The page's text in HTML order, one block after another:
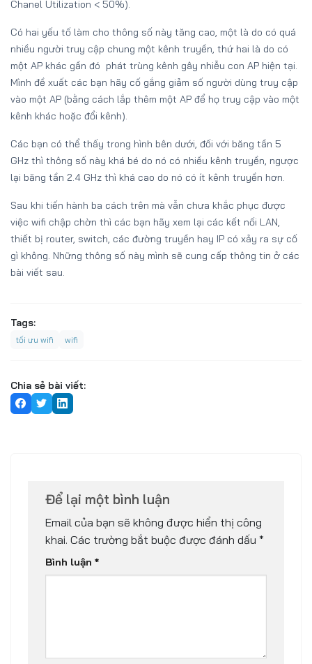
Chanel Utilization < 50%).
Có hai yếu tố làm cho thông số này tăng cao, một là do có quá
nhiều người truy cập chung một kênh truyền, thứ hai là do có
một AP khác gần đó phát trùng kênh gây nhiễu con AP hiện tại.
Mình đề xuất các bạn hãy cố gắng giảm số người dùng truy cập
vào một AP (bằng cách lắp thêm một AP để họ truy cập vào một
kênh khác hoặc đổi kênh).
Các bạn có thể thấy trong hình bên dưới, đối với băng tần 5
GHz thì thông số này khá bé do nó có nhiều kênh truyền, ngược
lại băng tần 2.4 GHz thì khá cao do nó có ít kênh truyền hơn.
Sau khi tiến hành ba cách trên mà vẫn chưa khắc phục được
việc wifi chập chờn thì các bạn hãy xem lại các kết nối LAN,
thiết bị router, switch, các đường truyền hay IP có xảy ra sự cố
gì không. Những thông số này mình sẽ cung cấp thông tin ở các
bài viết sau.
Tags:
tối ưu wifi wifi
Chia sẻ bài viết:
Để lại một bình luận
Email của bạn sẽ không được hiển thị công
khai. Các trường bắt buộc được đánh dấu *
Bình luận *